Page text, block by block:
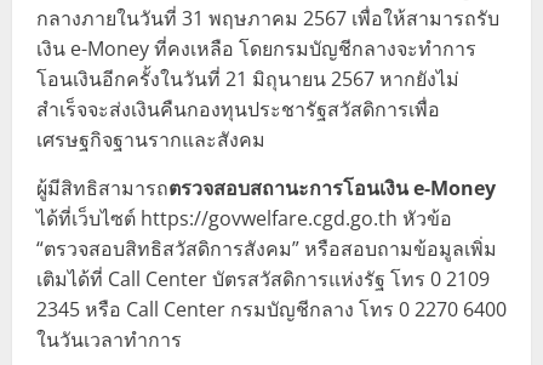
กลางภายในวันที่ 31 พฤษภาคม 2567 เพื่อให้สามารถรับ
เงิน e-Money ที่คงเหลือ โดยกรมบัญชีกลางจะทำการ
โอนเงินอีกครั้งในวันที่ 21 มิถุนายน 2567 หากยังไม่
สำเร็จจะส่งเงินคืนกองทุนประชารัฐสวัสดิการเพื่อ
เศรษฐกิจฐานรากและสังคม
ผู้มีสิทธิสามารถตรวจสอบสถานะการโอนเงิน e-Money
ได้ที่เว็บไซต์ https://govwelfare.cgd.go.th หัวข้อ
“ตรวจสอบสิทธิสวัสดิการสังคม” หรือสอบถามข้อมูลเพิ่ม
เติมได้ที่ Call Center บัตรสวัสดิการแห่งรัฐ โทร 0 2109
2345 หรือ Call Center กรมบัญชีกลาง โทร 0 2270 6400
ในวันเวลาทำการ